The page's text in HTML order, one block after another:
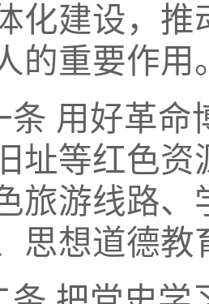
化建设，
的重要作用
条 用好革命
址等红色
旅游线路
思想道德教